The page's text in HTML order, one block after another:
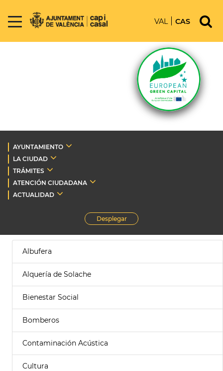
VAL CAS
AYUNTAMIENTO
LA CIUDAD
TRÁMITES
ATENCIÓN CIUDADANA
ACTUALIDAD
Desplegar
Albufera
Alquería de Solache
Bienestar Social
Bomberos
Contaminación Acústica
Cultura